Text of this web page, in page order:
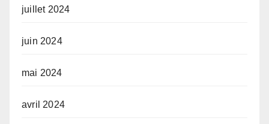
juillet 2024
juin 2024
mai 2024
avril 2024